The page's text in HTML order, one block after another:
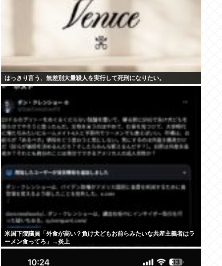
はっきり言う、無差別大量殺人を実行して死刑になりたい。
米国下院議員「外食が高い？負け犬どもお前らみたいな共産主義者はラ
ーメン食ってろ」→炎上